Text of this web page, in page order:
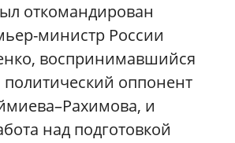
откомандирован
министр России
воспринимавшийся
политический оппонент
и
над подготовкой